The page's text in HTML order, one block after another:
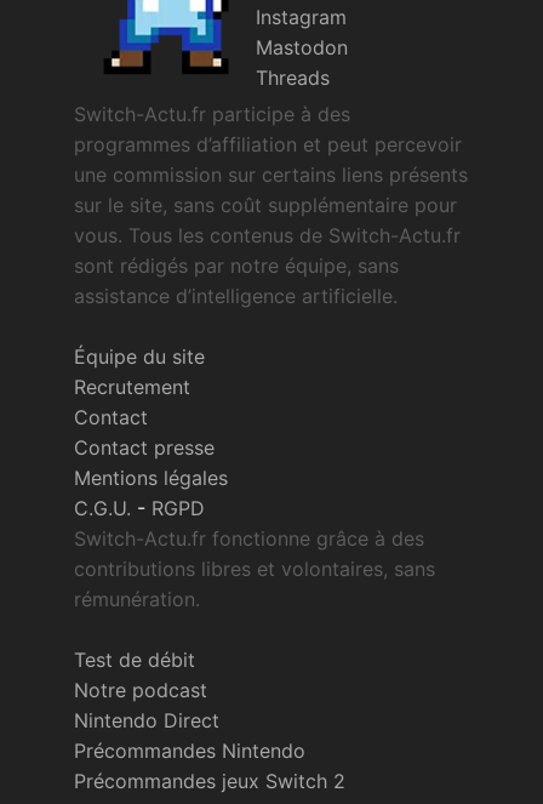
Instagram
Mastodon
Threads
Switch-Actu.fr participe à des
programmes d’affiliation et peut percevoir
une commission sur certains liens présents
sur le site, sans coût supplémentaire pour
vous. Tous les contenus de Switch-Actu.fr
sont rédigés par notre équipe, sans
assistance d’intelligence artificielle.
Équipe du site
Recrutement
Contact
Contact presse
Mentions légales
C.G.U. - RGPD
Switch-Actu.fr fonctionne grâce à des
contributions libres et volontaires, sans
rémunération.
Test de débit
Notre podcast
Nintendo Direct
Précommandes Nintendo
Précommandes jeux Switch 2